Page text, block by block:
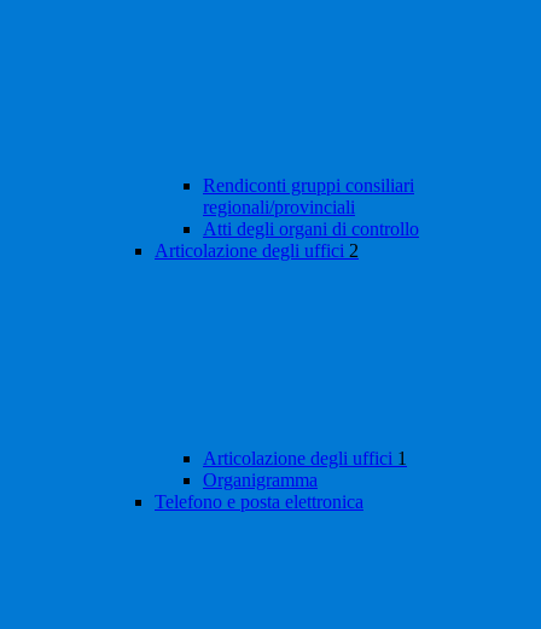
Rendiconti gruppi consiliari
regionali/provinciali
Atti degli organi di controllo
Articolazione degli uffici 2
Articolazione degli uffici 1
Organigramma
Telefono e posta elettronica